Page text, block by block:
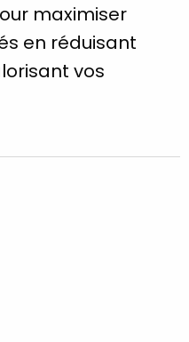
maximiser
en réduisant
vos